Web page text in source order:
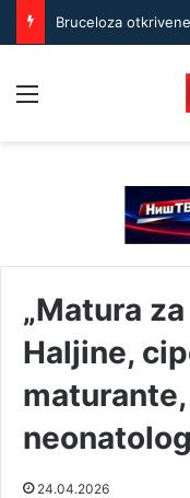
„Matura
Haljine,
24.04.2026